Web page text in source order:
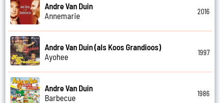
Andre Van Duin
Annemarie
2016
Andre Van Duin (als Koos Grandioos)
Ayohee
1997
Andre Van Duin
Barbecue
1986